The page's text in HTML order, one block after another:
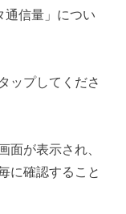
通信量」につい
ップしてくださ
面が表示され、
に確認すること